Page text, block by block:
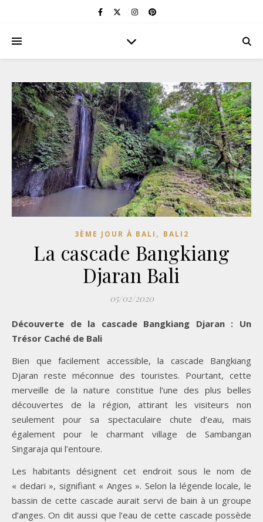
3ÈME JOUR À BALI , BALI2
La cascade Bangkiang
Djaran Bali
05/02/2020
Découverte de la cascade Bangkiang Djaran : Un
Trésor Caché de Bali
Bien que facilement accessible, la cascade Bangkiang
Djaran reste méconnue des touristes. Pourtant, cette
merveille de la nature constitue l’une des plus belles
découvertes de la région, attirant les visiteurs non
seulement pour sa spectaculaire chute d’eau, mais
également pour le charmant village de Sambangan
Singaraja qui l’entoure.
Les habitants désignent cet endroit sous le nom de
« dedari », signifiant « Anges ». Selon la légende locale, le
bassin de cette cascade aurait servi de bain à un groupe
d’anges. On dit aussi que l’eau de cette cascade possède